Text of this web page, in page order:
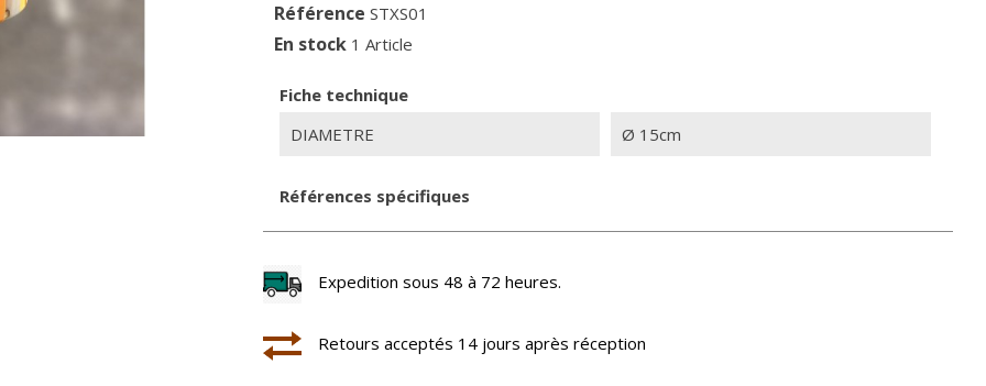
Référence STXS01
En stock 1 Article
Fiche technique
DIAMETRE
Ø 15cm
Références spécifiques
Expedition sous 48 à 72 heures.
Retours acceptés 14 jours après réception